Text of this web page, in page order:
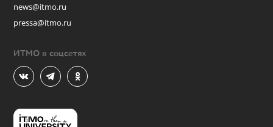
news@itmo.ru
pressa@itmo.ru
ИТМО в соцсетях